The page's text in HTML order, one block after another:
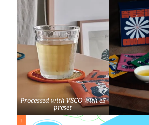
Processed with VSCO with e5
preset